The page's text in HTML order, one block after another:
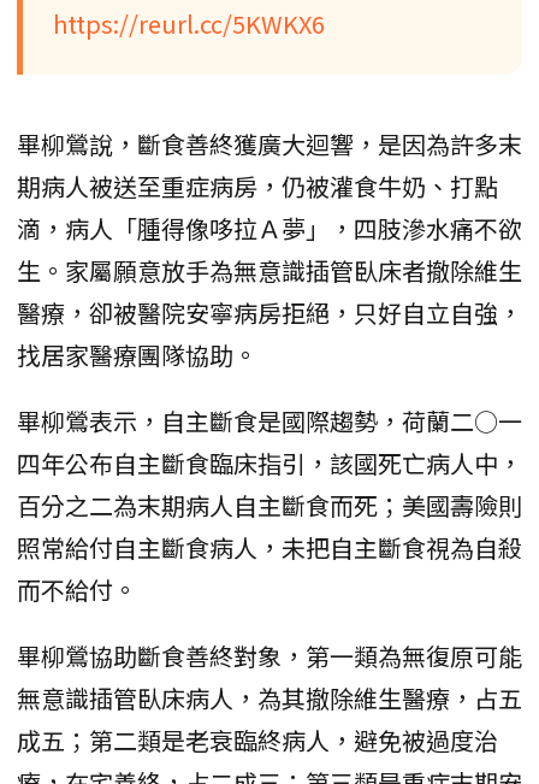
https://reurl.cc/5KWKX6
畢柳鶯說，斷食善終獲廣大迴響，是因為許多末
期病人被送至重症病房，仍被灌食牛奶、打點
滴，病人「腫得像哆拉Ａ夢」，四肢滲水痛不欲
生。家屬願意放手為無意識插管臥床者撤除維生
醫療，卻被醫院安寧病房拒絕，只好自立自強，
找居家醫療團隊協助。
畢柳鶯表示，自主斷食是國際趨勢，荷蘭二○一
四年公布自主斷食臨床指引，該國死亡病人中，
百分之二為末期病人自主斷食而死；美國壽險則
照常給付自主斷食病人，未把自主斷食視為自殺
而不給付。
畢柳鶯協助斷食善終對象，第一類為無復原可能
無意識插管臥床病人，為其撤除維生醫療，占五
成五；第二類是老衰臨終病人，避免被過度治